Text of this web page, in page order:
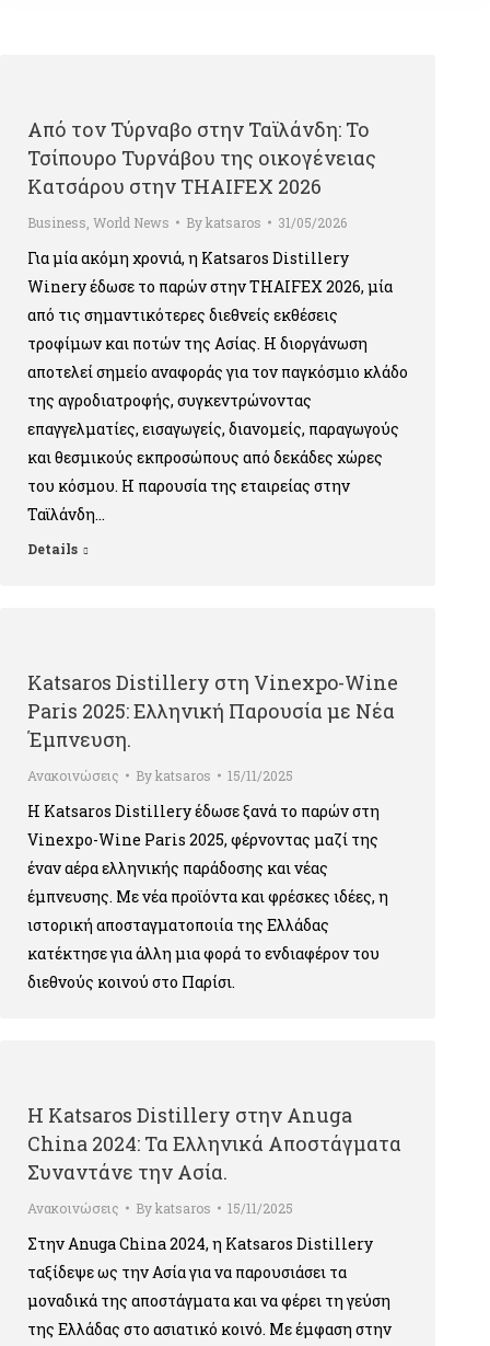
Από τον Τύρναβο στην Ταϊλάνδη: Το
Τσίπουρο Τυρνάβου της οικογένειας
Κατσάρου στην THAIFEX 2026
Business World News Bykatsaros 31/05/2026
Για μία ακόμη χρονιά, η Katsaros Distillery
Winery έδωσε το παρών στην THAIFEX 2026, μία
από τις σημαντικότερες διεθνείς εκθέσεις
τροφίμων και ποτών της Ασίας. Η διοργάνωση
αποτελεί σημείο αναφοράς για τον παγκόσμιο κλάδο
της αγροδιατροφής, συγκεντρώνοντας
επαγγελματίες, εισαγωγείς, διανομείς, παραγωγούς
και θεσμικούς εκπροσώπους από δεκάδες χώρες
του κόσμου. Η παρουσία της εταιρείας στην
Ταϊλάνδη…
Details
Κatsaros Distillery στη Vinexpo-Wine
Paris 2025: Ελληνική Παρουσία με Νέα
Έμπνευση.
Ανακοινώσεις Bykatsaros 15/11/2025
Η Katsaros Distillery έδωσε ξανά το παρών στη
Vinexpo-Wine Paris 2025, φέρνοντας μαζί της
έναν αέρα ελληνικής παράδοσης και νέας
έμπνευσης. Με νέα προϊόντα και φρέσκες ιδέες, η
ιστορική αποσταγματοποιία της Ελλάδας
κατέκτησε για άλλη μια φορά το ενδιαφέρον του
διεθνούς κοινού στο Παρίσι.
Η Κatsaros Distillery στην Anuga
China 2024: Τα Ελληνικά Αποστάγματα
Συναντάνε την Ασία.
Ανακοινώσεις Bykatsaros 15/11/2025
Στην Anuga China 2024, η Κatsaros Distillery
ταξίδεψε ως την Ασία για να παρουσιάσει τα
μοναδικά της αποστάγματα και να φέρει τη γεύση
της Ελλάδας στο ασιατικό κοινό. Με έμφαση στην